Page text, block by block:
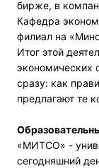
бирже, в
Кафедра
филиал на
Итог этой
экономических
сразу: как
предлагают те
«МИТСО» -
сегодняшний